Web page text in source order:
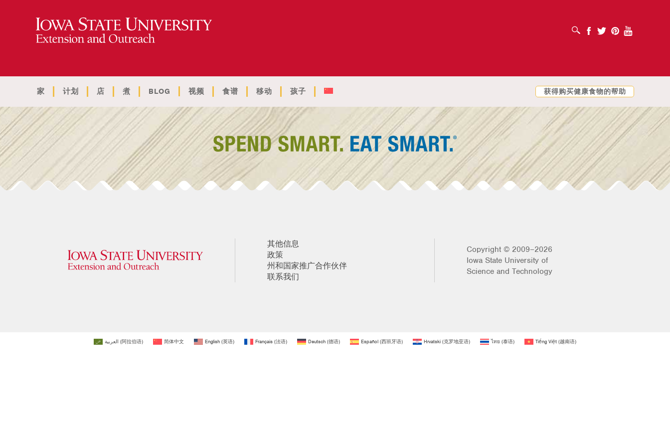
打开搜索框 Facebook
Twitter PinterestYoutube
家 计划 店 煮 BLOG 视频 食谱 移动 孩子 获得购买健康食物的帮助
其他信息
政策
州和国家推广合作伙伴
联系我们
Copyright © 2009–2026
Iowa State University of
Science and Technology
العربية (阿拉伯语) 简体中文 English (英语) Français (法语) Deutsch (德语) Español (西班牙语) Hrvatski (克罗地亚语) ไทย (泰语) Tiếng Việt (越南语)